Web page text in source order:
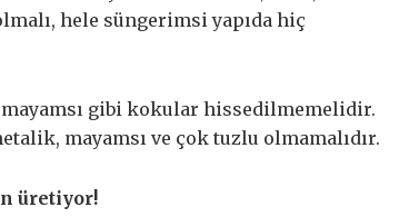
hele süngerimsi yapıda hiç
gibi kokular hissedilmemelidir.
mayamsı ve çok tuzlu olmamalıdır.
üretiyor!